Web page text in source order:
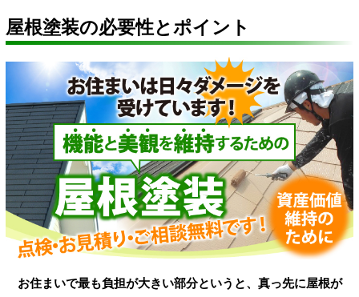
屋根塗装の必要性とポイント
お住まいで最も負担が大きい部分というと、真っ先に屋根が